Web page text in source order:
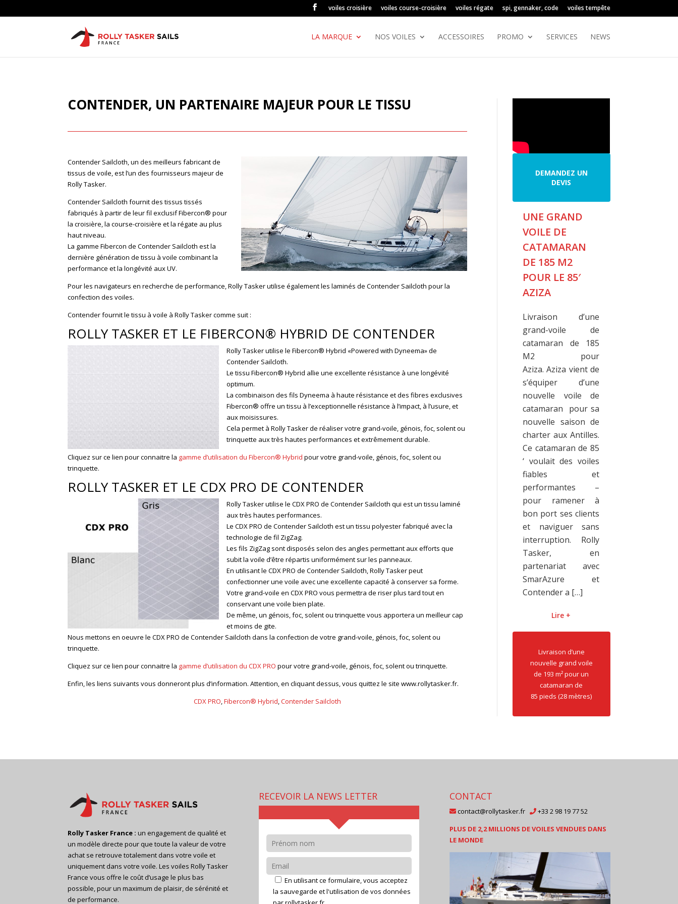
voiles croisière voiles course-croisière voiles régate spi, gennaker, code voiles tempête
LA MARQUE NOS VOILES ACCESSOIRES PROMO SERVICES NEWS
CONTENDER, UN PARTENAIRE MAJEUR POUR LE TISSU
Contender Sailcloth, un des meilleurs fabricant de
tissus de voile, est l’un des fournisseurs majeur de
Rolly Tasker.
Contender Sailcloth fournit des tissus tissés
fabriqués à partir de leur fil exclusif Fibercon® pour
la croisière, la course-croisière et la régate au plus
haut niveau.
La gamme Fibercon de Contender Sailcloth est la
dernière génération de tissu à voile combinant la
performance et la longévité aux UV.
Pour les navigateurs en recherche de performance, Rolly Tasker utilise également les laminés de Contender Sailcloth pour la
confection des voiles.
Contender fournit le tissu à voile à Rolly Tasker comme suit :
ROLLY TASKER ET LE FIBERCON® HYBRID DE CONTENDER
Rolly Tasker utilise le Fibercon® Hybrid «Powered with Dyneema» de
Contender Sailcloth.
Le tissu Fibercon® Hybrid allie une excellente résistance à une longévité
optimum.
La combinaison des fils Dyneema à haute résistance et des fibres exclusives
Fibercon® offre un tissu à l’exceptionnelle résistance à l’impact, à l’usure, et
aux moisissures.
Cela permet à Rolly Tasker de réaliser votre grand-voile, génois, foc, solent ou
trinquette aux très hautes performances et extrêmement durable.
Cliquez sur ce lien pour connaitre la gamme d’utilisation du Fibercon® Hybrid pour votre grand-voile, génois, foc, solent ou
trinquette.
ROLLY TASKER ET LE CDX PRO DE CONTENDER
Rolly Tasker utilise le CDX PRO de Contender Sailcloth qui est un tissu laminé
aux très hautes performances.
Le CDX PRO de Contender Sailcloth est un tissu polyester fabriqué avec la
technologie de fil ZigZag.
Les fils ZigZag sont disposés selon des angles permettant aux efforts que
subit la voile d’être répartis uniformément sur les panneaux.
En utilisant le CDX PRO de Contender Sailcloth, Rolly Tasker peut
confectionner une voile avec une excellente capacité à conserver sa forme.
Votre grand-voile en CDX PRO vous permettra de riser plus tard tout en
conservant une voile bien plate.
De même, un génois, foc, solent ou trinquette vous apportera un meilleur cap
et moins de gite.
Nous mettons en oeuvre le CDX PRO de Contender Sailcloth dans la confection de votre grand-voile, génois, foc, solent ou
trinquette.
Cliquez sur ce lien pour connaitre la gamme d’utilisation du CDX PRO pour votre grand-voile, génois, foc, solent ou trinquette.
Enfin, les liens suivants vous donneront plus d’information. Attention, en cliquant dessus, vous quittez le site www.rollytasker.fr.
CDX PRO,Fibercon® Hybrid,Contender Sailcloth
DEMANDEZ UN
DEVIS
DEMANDEZ UN
DEVIS
RETOUR DE
ROLLY TASKER
AU SALON DU
GRAND PAVOIS
Pavois à La Rochelle
du 18 au 23
septembre 2019.
mythique Pour Rolly
Tasker Sails France,
retour sur les
terres de ses
origines Françaises
créée par Rolly
Briand. Ce fut
l’occasion pour […]
Lire +
METS
AMSTERDAM
Rolly Tasker France
sera présent au
METS du 13 au 15
services. Nous
serons heureux de
Pour planifier un
contactez nous à
UNE GRAND
VOILE DE
CATAMARAN
DE 185 M2
POUR LE 85′
AZIZA
Livraison d’une
grand-voile de
catamaran de 185
M2 pour
Aziza. Aziza vient de
s’équiper d’une
nouvelle voile de
catamaran pour sa
nouvelle saison de
charter aux Antilles.
Ce catamaran de 85
‘ voulait des voiles
fiables et
performantes –
pour ramener à
bon port ses clients
et naviguer sans
interruption. Rolly
Tasker, en
partenariat avec
SmarAzure et
Contender a […]
Lire +
Livraison d’une
nouvelle grand voile
de 193 m² pour un
catamaran de
85 pieds (28 mètres)
CONTACTEZ-NOUS
Rolly Tasker France : un engagement de qualité et
un modèle directe pour que toute la valeur de votre
achat se retrouve totalement dans votre voile et
uniquement dans votre voile. Les voiles Rolly Tasker
France vous offre le coût d’usage le plus bas
possible, pour un maximum de plaisir, de sérénité et
de performance.
RECEVOIR LA NEWS LETTER
En utilisant ce formulaire, vous acceptez
la sauvegarde et l'utilisation de vos données
CONTACT
contact@rollytasker.fr
+33 2 98 19 77 52
PLUS DE 2,2 MILLIONS DE VOILES VENDUES DANS
LE MONDE